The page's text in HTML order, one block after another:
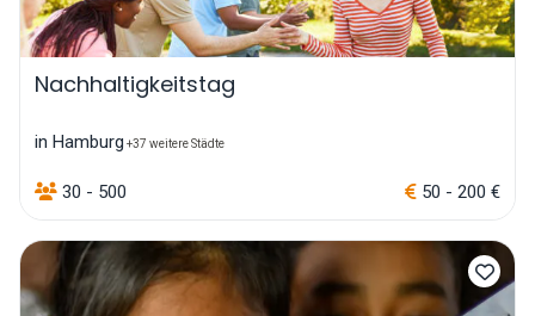
Nachhaltigkeitstag
in Hamburg +37 weitere Städte
30 - 500 50 - 200 €